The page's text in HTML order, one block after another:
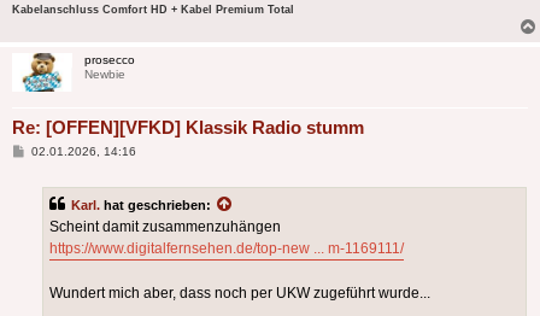
Kabelanschluss Comfort HD + Kabel Premium Total
prosecco
Newbie
Re: [OFFEN][VFKD] Klassik Radio stumm
Beitrag
02.01.2026, 14:16
Karl. hat geschrieben:
Scheint damit zusammenzuhängen
https://www.digitalfernsehen.de/top-new ... m-1169111/
Wundert mich aber, dass noch per UKW zugeführt wurde...